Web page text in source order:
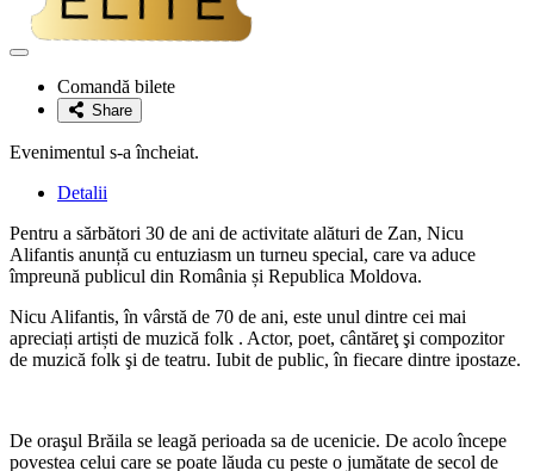
Adaugă
favoriteComandă bilete
Share
Evenimentul s-a încheiat.
Detalii
Pentru a sărbători 30 de ani de activitate alături de Zan, Nicu
Alifantis anunță cu entuziasm un turneu special, care va aduce
împreună publicul din România și Republica Moldova.
Nicu Alifantis, în vârstă de 70 de ani, este unul dintre cei mai
apreciați artiști de muzică folk . Actor, poet, cântăreţ şi compozitor
de muzică folk şi de teatru. Iubit de public, în fiecare dintre ipostaze.
De oraşul Brăila se leagă perioada sa de ucenicie. De acolo începe
povestea celui care se poate lăuda cu peste o jumătate de secol de